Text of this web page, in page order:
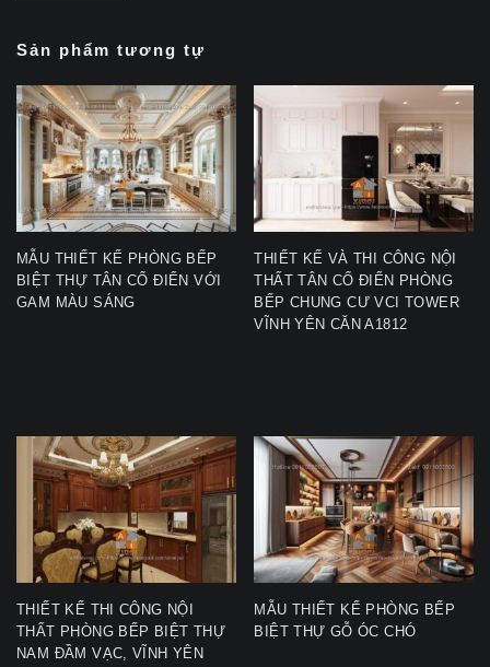
Sản phẩm tương tự
MẪU THIẾT KẾ PHÒNG BẾP
BIỆT THỰ TÂN CỔ ĐIỂN VỚI
GAM MÀU SÁNG
THIẾT KẾ VÀ THI CÔNG NỘI
THẤT TÂN CỔ ĐIỂN PHÒNG
BẾP CHUNG CƯ VCI TOWER
VĨNH YÊN CĂN A1812
THIẾT KẾ THI CÔNG NỘI
THẤT PHÒNG BẾP BIỆT THỰ
NAM ĐẦM VẠC, VĨNH YÊN
MẪU THIẾT KẾ PHÒNG BẾP
BIỆT THỰ GỖ ÓC CHÓ